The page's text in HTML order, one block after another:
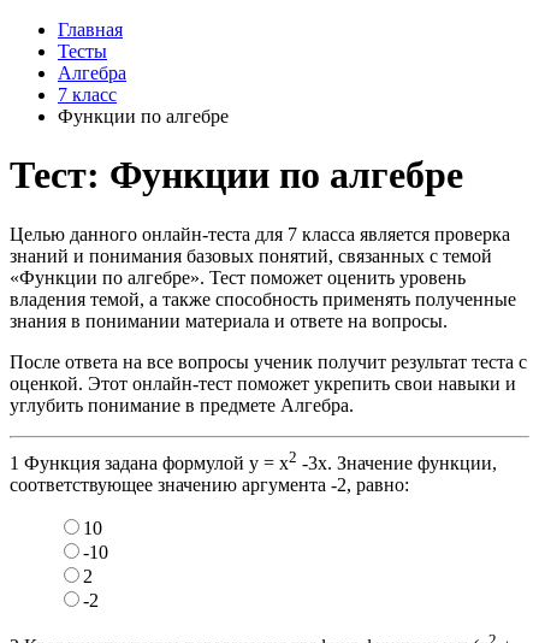
Главная
Тесты
Алгебра
7 класс
Функции по алгебре
Тест: Функции по алгебре
Целью данного онлайн-теста для 7 класса является проверка
знаний и понимания базовых понятий, связанных с темой
«Функции по алгебре». Тест поможет оценить уровень
владения темой, а также способность применять полученные
знания в понимании материала и ответе на вопросы.
После ответа на все вопросы ученик получит результат теста с
оценкой. Этот онлайн-тест поможет укрепить свои навыки и
углубить понимание в предмете Алгебра.
1 Функция задана формулой у = х2 -3х. Значение функции,
соответствующее значению аргумента -2, равно:
10
-10
2
-2